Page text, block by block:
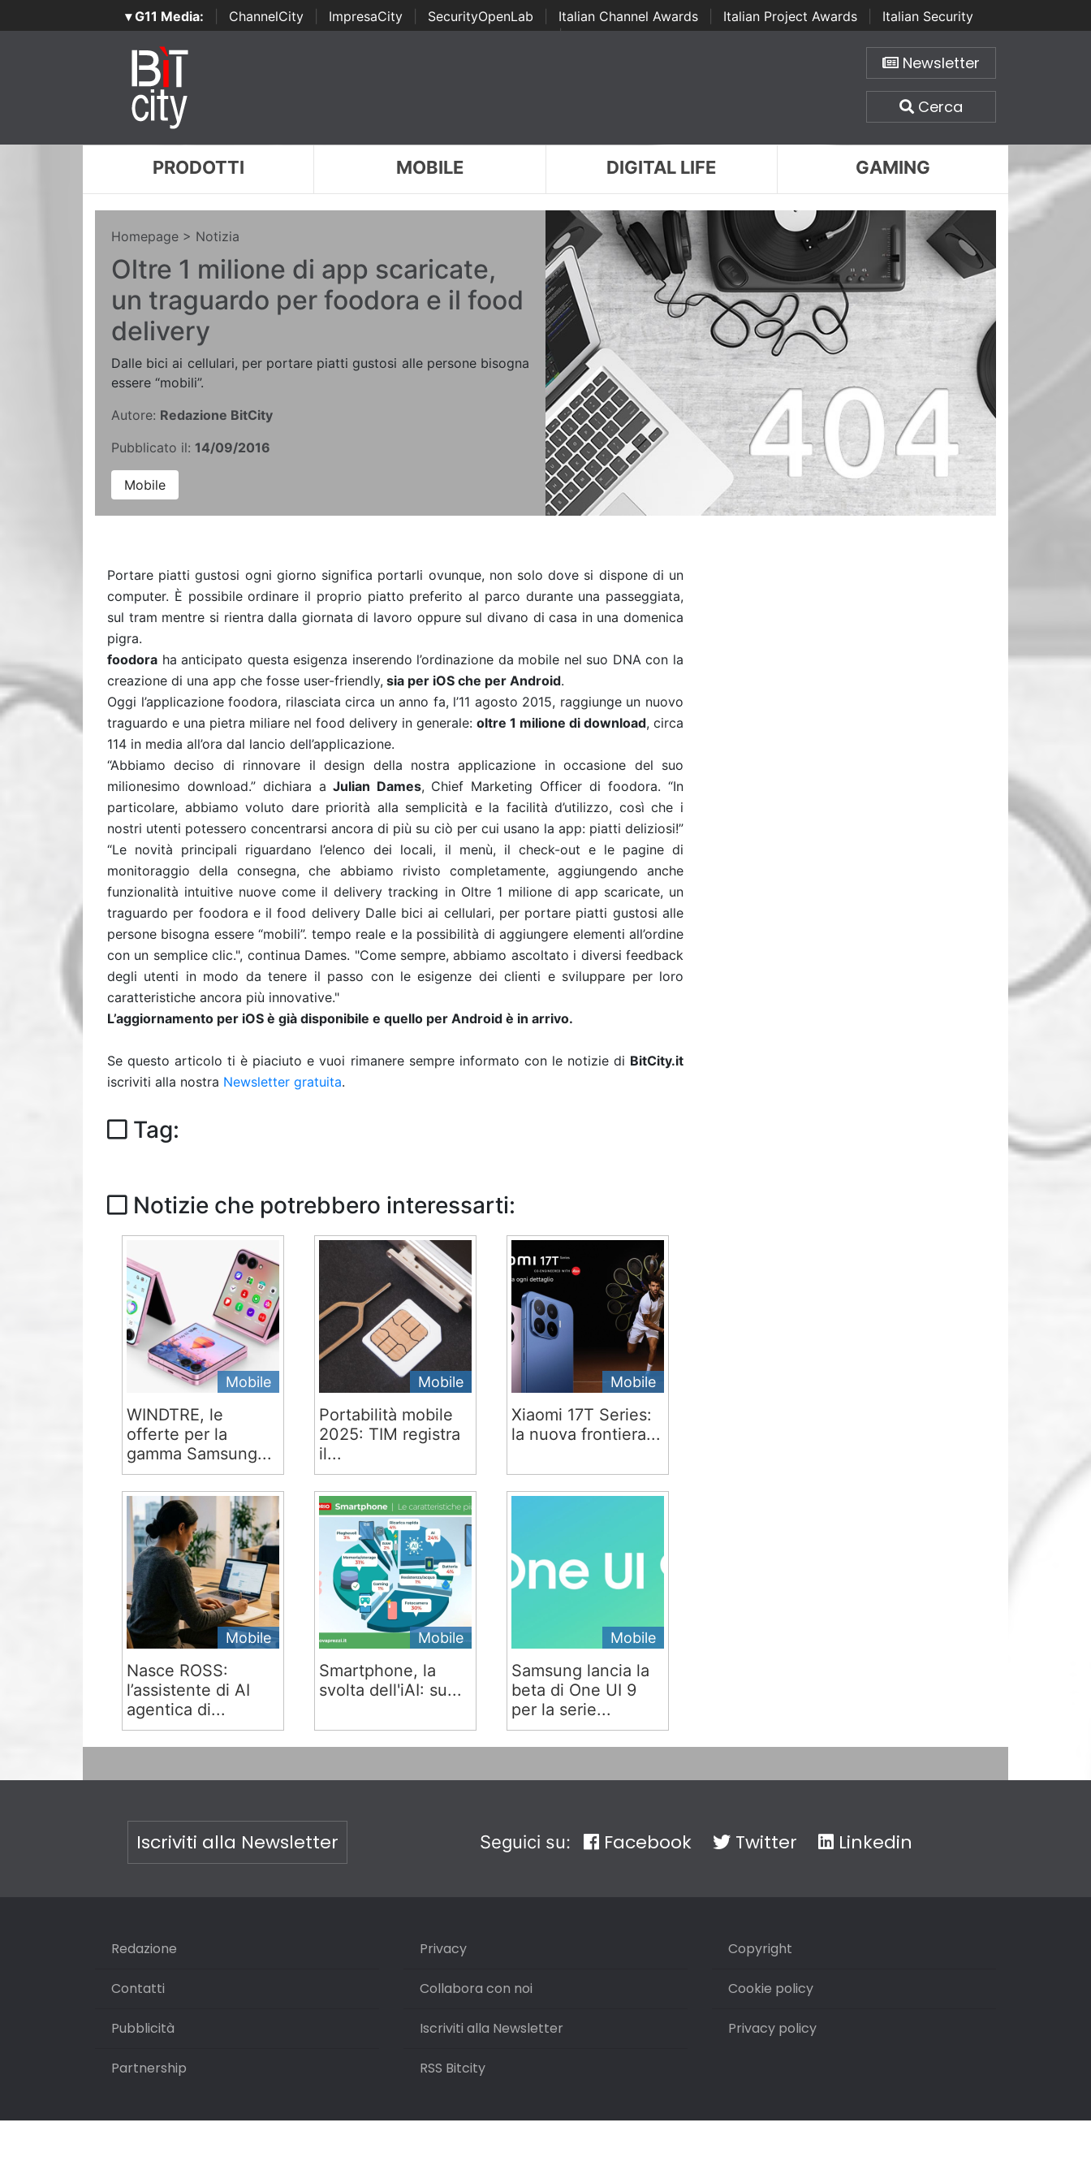
▾ G11 Media: ChannelCity ImpresaCity SecurityOpenLab Italian Channel Awards Italian Project Awards
Italian Security
Awards | ...
Newsletter
Cerca
PRODOTTI MOBILE DIGITAL LIFE GAMING
Homepage > Notizia
Oltre 1 milione di app scaricate,
un traguardo per foodora e il food
delivery
Dalle bici ai cellulari, per portare piatti gustosi alle persone bisogna
essere “mobili”.
Autore: Redazione BitCity
Pubblicato il: 14/09/2016
Mobile
Portare piatti gustosi ogni giorno significa portarli ovunque, non solo dove si dispone di un
computer. È possibile ordinare il proprio piatto preferito al parco durante una passeggiata,
sul tram mentre si rientra dalla giornata di lavoro oppure sul divano di casa in una domenica
pigra.
foodora ha anticipato questa esigenza inserendo l’ordinazione da mobile nel suo DNA con la
creazione di una app che fosse user-friendly, sia per iOS che per Android.
Oggi l’applicazione foodora, rilasciata circa un anno fa, l’11 agosto 2015, raggiunge un nuovo
traguardo e una pietra miliare nel food delivery in generale: oltre 1 milione di download, circa
114 in media all’ora dal lancio dell’applicazione.
“Abbiamo deciso di rinnovare il design della nostra applicazione in occasione del suo
milionesimo download.” dichiara a Julian Dames, Chief Marketing Officer di foodora. “In
particolare, abbiamo voluto dare priorità alla semplicità e la facilità d’utilizzo, così che i
nostri utenti potessero concentrarsi ancora di più su ciò per cui usano la app: piatti deliziosi!”
“Le novità principali riguardano l’elenco dei locali, il menù, il check-out e le pagine di
monitoraggio della consegna, che abbiamo rivisto completamente, aggiungendo anche
funzionalità intuitive nuove come il delivery tracking in Oltre 1 milione di app scaricate, un
traguardo per foodora e il food delivery Dalle bici ai cellulari, per portare piatti gustosi alle
persone bisogna essere “mobili”. tempo reale e la possibilità di aggiungere elementi all’ordine
con un semplice clic.", continua Dames. "Come sempre, abbiamo ascoltato i diversi feedback
degli utenti in modo da tenere il passo con le esigenze dei clienti e sviluppare per loro
caratteristiche ancora più innovative."
L’aggiornamento per iOS è già disponibile e quello per Android è in arrivo.
Se questo articolo ti è piaciuto e vuoi rimanere sempre informato con le notizie di BitCity.it
iscriviti alla nostra Newsletter gratuita.
Tag:
Notizie che potrebbero interessarti:
Mobile
WINDTRE, le
offerte per la
gamma Samsung...
Mobile
Portabilità mobile
2025: TIM registra
il...
Mobile
Xiaomi 17T Series:
la nuova frontiera...
Mobile
Nasce ROSS:
l’assistente di AI
agentica di...
Mobile
Smartphone, la
svolta dell'iAI: su...
Mobile
Samsung lancia la
beta di One UI 9
per la serie...
Iscriviti alla Newsletter Seguici su: Facebook Twitter Linkedin
Redazione
Contatti
Pubblicità
Partnership
Privacy
Collabora con noi
Iscriviti alla Newsletter
RSS Bitcity
Copyright
Cookie policy
Privacy policy